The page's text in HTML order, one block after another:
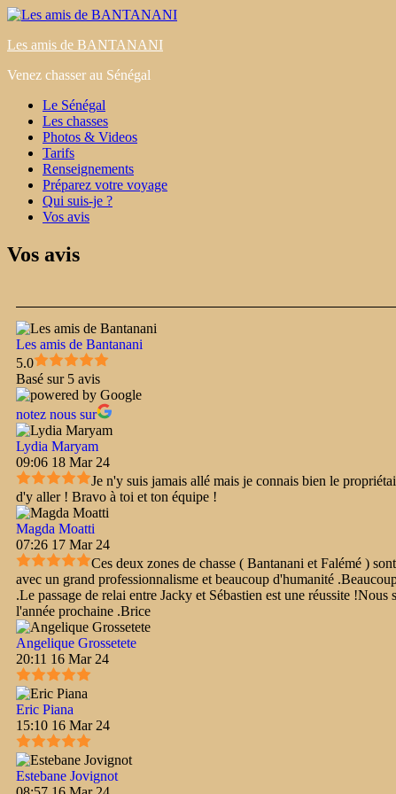
Les amis de BANTANANI
Venez chasser au Sénégal
Le Sénégal
Les chasses
Photos & Videos
Tarifs
Renseignements
Préparez votre voyage
Qui suis-je ?
Vos avis
Vos avis
Les amis de Bantanani
5.0
Basé sur 5 avis
notez nous sur
Lydia Maryam
09:06 18 Mar 24
Je n'y suis jamais allé mais je connais bien le
d'y aller ! Bravo à toi et ton équipe !
Magda Moatti
07:26 17 Mar 24
Ces deux zones de chasse ( Bantanani et Falémé )
avec un grand professionnalisme et beaucoup d'humanité
.Le passage de relai entre Jacky et Sébastien est une réussite
l'année prochaine .Brice
Angelique Grossetete
20:11 16 Mar 24
Eric Piana
15:10 16 Mar 24
Estebane Jovignot